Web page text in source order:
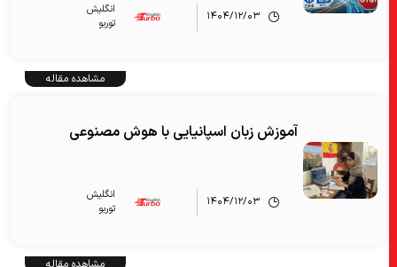
۱۴۰۴/۱۲/۰۳
انگلیش‌
توربو
مشاهده مقاله
آموزش زبان اسپانیایی با هوش مصنوعی
۱۴۰۴/۱۲/۰۳
انگلیش‌
توربو